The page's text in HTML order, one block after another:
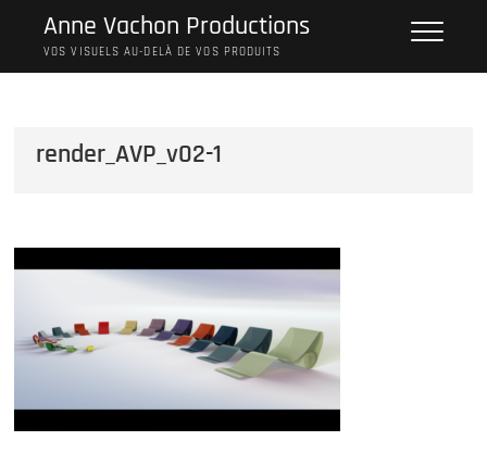
content
Anne Vachon Productions
VOS VISUELS AU-DELÀ DE VOS PRODUITS
render_AVP_v02-1